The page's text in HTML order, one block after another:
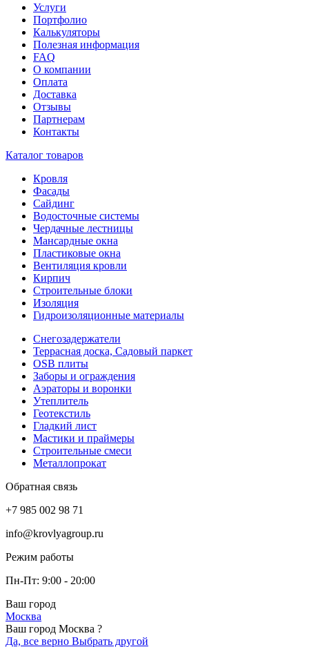
Услуги
Портфолио
Калькуляторы
Полезная информация
FAQ
О компании
Оплата
Доставка
Отзывы
Партнерам
Контакты
Каталог товаров
Кровля
Фасады
Сайдинг
Водосточные системы
Чердачные лестницы
Мансардные окна
Пластиковые окна
Вентиляция кровли
Кирпич
Строительные блоки
Изоляция
Гидроизоляционные материалы
Снегозадержатели
Террасная доска, Садовый паркет
OSB плиты
Заборы и ограждения
Аэраторы и воронки
Утеплитель
Геотекстиль
Гладкий лист
Мастики и праймеры
Строительные смеси
Металлопрокат
Обратная связь
+7 985 002 98 71
info@krovlyagroup.ru
Режим работы
Пн-Пт: 9:00 - 20:00
Ваш город
Москва
Ваш город Москва ?
Да, все верно Выбрать другой